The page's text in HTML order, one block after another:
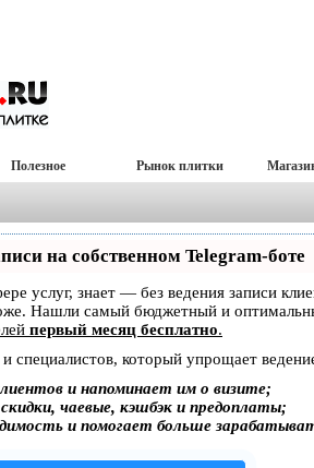
Полезное Рынок плитки
на собственном Telegram-боте
услуг, знает — без ведения записи
Нашли самый бюджетный и
первый месяц бесплатно.
специалистов, который упрощает
и напоминает им о визите;
чаевые, кэшбэк и предоплаты;
и помогает больше